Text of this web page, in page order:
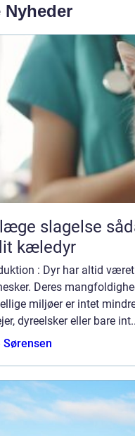
Nyheder
sådan finder du den rette hjælp
kæledyr
: Dyr har altid
Deres
miljøer er intet
dyreelsker eller bare
Sørensen